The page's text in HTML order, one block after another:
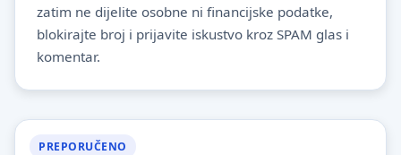
zatim ne dijelite osobne ni financijske podatke,
blokirajte broj i prijavite iskustvo kroz SPAM glas i
komentar.
PREPORUČENO